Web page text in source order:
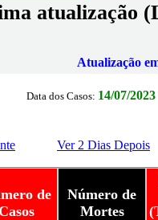
atualização
Atualização
Data dos Casos: 14/07/2023
Ver 2 Dias Depois
de
Número de
Mortes